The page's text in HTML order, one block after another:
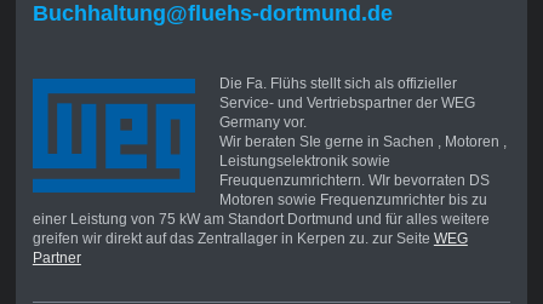
Buchhaltung@fluehs-dortmund.de
Die Fa. Flühs stellt sich als offizieller
Service- und Vertriebspartner der WEG
Germany vor.
Wir beraten SIe gerne in Sachen , Motoren ,
Leistungselektronik sowie
Freuquenzumrichtern. WIr bevorraten DS
Motoren sowie Frequenzumrichter bis zu
einer Leistung von 75 kW am Standort Dortmund und für alles weitere
greifen wir direkt auf das Zentrallager in Kerpen zu. zur Seite WEG
Partner